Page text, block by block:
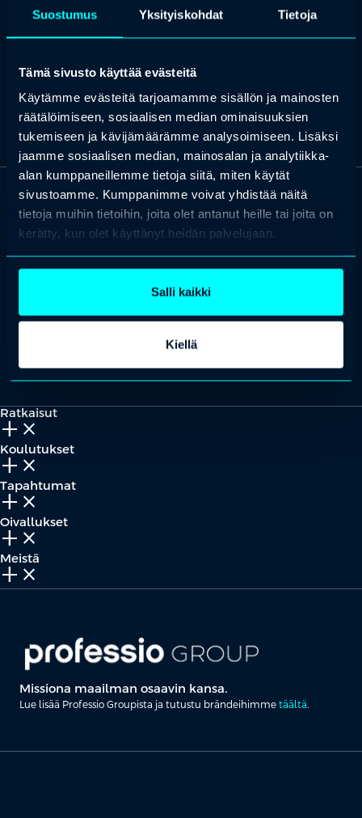
Suostumus Yksityiskohdat Tietoja
Tämä sivusto käyttää evästeitä
Käytämme evästeitä tarjoamamme sisällön ja mainosten
räätälöimiseen, sosiaalisen median ominaisuuksien
tukemiseen ja kävijämäärämme analysoimiseen. Lisäksi
jaamme sosiaalisen median, mainosalan ja analytiikka-
alan kumppaneillemme tietoja siitä, miten käytät
sivustoamme. Kumppanimme voivat yhdistää näitä
tietoja muihin tietoihin, joita olet antanut heille tai joita on
kerätty, kun olet käyttänyt heidän palvelujaan.
Salli kaikki
Kiellä
compliancesta sekä monipuolinen tausta pankki-, vakuutus-,
asiantuntijapalvelu- ja asianajotoimistoympäristöistä. Hänen
erityisosaamistaan ovat AML/CFT, KYC ja pakotteet,
riskienhallinta sekä sääntelymuutosten toimeenpano. Jonnalla on
vahva kokemus kansainvälisestä ja tiukasti säännellystä
toimintaympäristöstä.
OTA YHTEYTTÄ
Keilaranta 1 A, 02150 Espoo
+358 (0)20 780 6220
Kaikki yhteystiedot Yhteistyökumppaniksi?
Ratkaisut
add_2 close
Koulutukset
add_2 close
Tapahtumat
add_2 close
Oivallukset
add_2 close
Meistä
add_2 close
Missiona maailman osaavin kansa.
Lue lisää Professio Groupista ja tutustu brändeihimme täältä.